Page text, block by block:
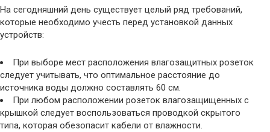
На сегодняшний день существует целый ряд требований,
которые необходимо учесть перед установкой данных
устройств:
При выборе мест расположения влагозащитных розеток
следует учитывать, что оптимальное расстояние до
источника воды должно составлять 60 см.
При любом расположении розеток влагозащищенных с
крышкой следует воспользоваться проводкой скрытого
типа, которая обезопасит кабели от влажности.